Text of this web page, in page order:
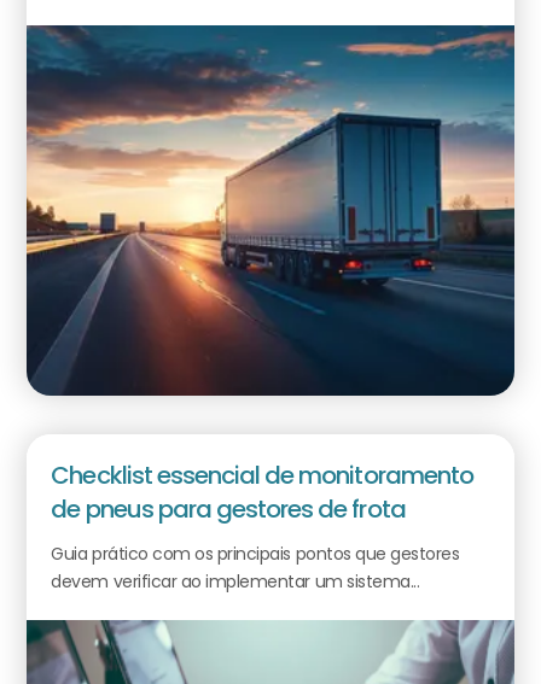
Checklist essencial de monitoramento
de pneus para gestores de frota
Guia prático com os principais pontos que gestores
devem verificar ao implementar um sistema...